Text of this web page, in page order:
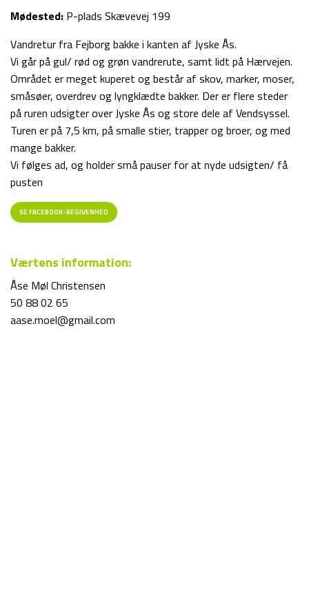
Mødested: P-plads Skævevej 199
Vandretur fra Fejborg bakke i kanten af Jyske Ås.
Vi går på gul/ rød og grøn vandrerute, samt lidt på Hærvejen.
Området er meget kuperet og består af skov, marker, moser,
småsøer, overdrev og lyngklædte bakker. Der er flere steder
på ruren udsigter over Jyske Ås og store dele af Vendsyssel.
Turen er på 7,5 km, på smalle stier, trapper og broer, og med
mange bakker.
Vi følges ad, og holder små pauser for at nyde udsigten/ få
pusten
SE FACEBOOK-BEGIVENHED
Værtens information:
Åse Møl Christensen
50 88 02 65
aase.moel@gmail.com